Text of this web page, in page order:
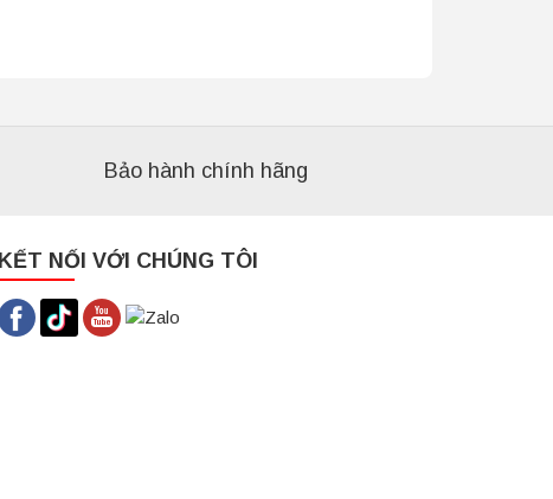
Bảo hành chính hãng
KẾT NỐI VỚI CHÚNG TÔI